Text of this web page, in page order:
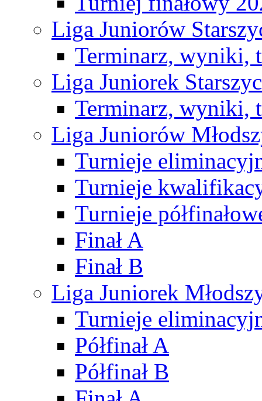
Liga Juniorów
Terminarz, wyniki,
Liga Juniorek
Terminarz, wyniki,
Liga Juniorów
Turnieje
Turnieje
Turnieje
Finał A
Finał B
Liga Juniorek
Turnieje
Półfinał A
Półfinał B